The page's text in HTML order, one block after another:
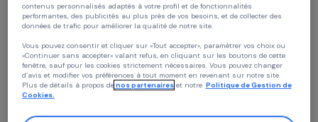
Mali,Afrique
Soutenu en 2010
Politique des cookies
Chez RAJA nous utilisons des cookies avec nos partenaires pour améliorer
expérience sur notre site et notre blog. Cela nous permet de vous proposer
contenus personnalisés adaptés à votre profil et de fonctionnalités
performantes, des publicités au plus près de vos besoins, et de collecter des
données de trafic pour améliorer la qualité de notre site.
«Continuer sans accepter» valant refus, en cliquant sur les boutons de cette